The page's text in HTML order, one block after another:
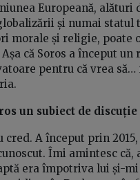
Europeană, alături
și numai statul
morale și religie, poate
că Soros a început un
pentru că vrea să…
un subiect de
cred. A început prin
Îmi amintesc că,
era împotriva lui și-